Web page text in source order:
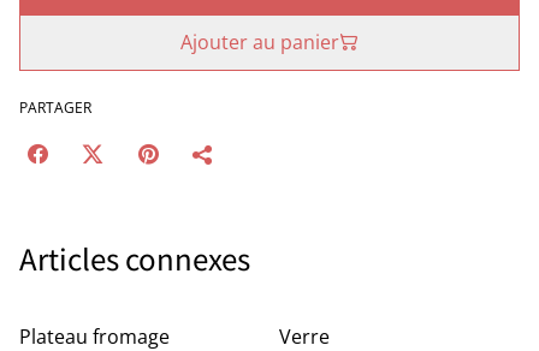
Ajouter au panier
PARTAGER
Articles connexes
Plateau fromage
Verre